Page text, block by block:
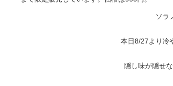
ソラ
本日8/27より冷
隠し味が隠せ